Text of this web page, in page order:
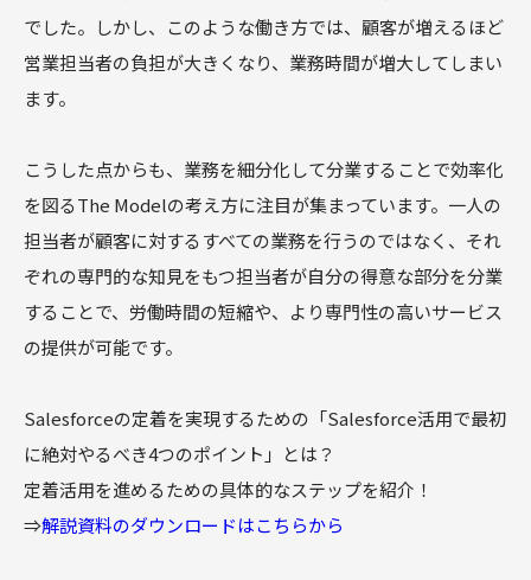
でした。しかし、このような働き方では、顧客が増えるほど
営業担当者の負担が大きくなり、業務時間が増大してしまい
ます。
こうした点からも、業務を細分化して分業することで効率化
を図るThe Modelの考え方に注目が集まっています。一人の
担当者が顧客に対するすべての業務を行うのではなく、それ
ぞれの専門的な知見をもつ担当者が自分の得意な部分を分業
することで、労働時間の短縮や、より専門性の高いサービス
の提供が可能です。
Salesforceの定着を実現するための「Salesforce活用で最初
に絶対やるべき4つのポイント」とは？
定着活用を進めるための具体的なステップを紹介！
⇒解説資料のダウンロードはこちらから